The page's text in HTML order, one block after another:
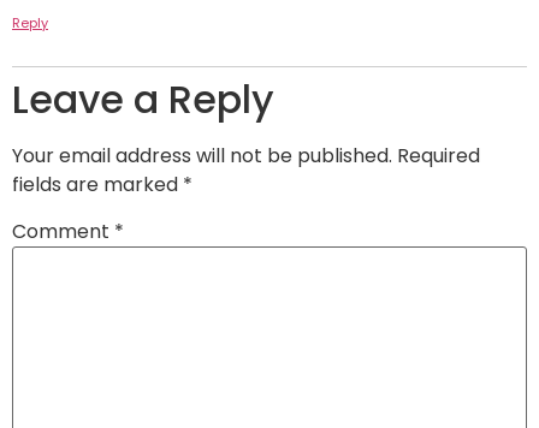
Reply
Leave a Reply
Your email address will not be published. Required
fields are marked *
Comment *